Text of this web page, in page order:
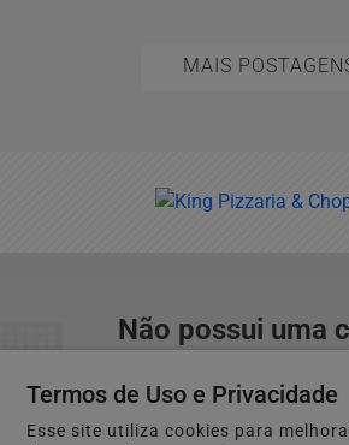
MAIS
Não possui uma
classificados e muito
Termos de Uso e Privacidade
Esse site utiliza cookies para